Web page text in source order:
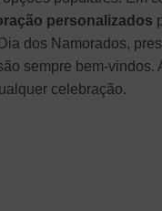
personalizados
dos Namorados,
sempre bem-vindos.
celebração.